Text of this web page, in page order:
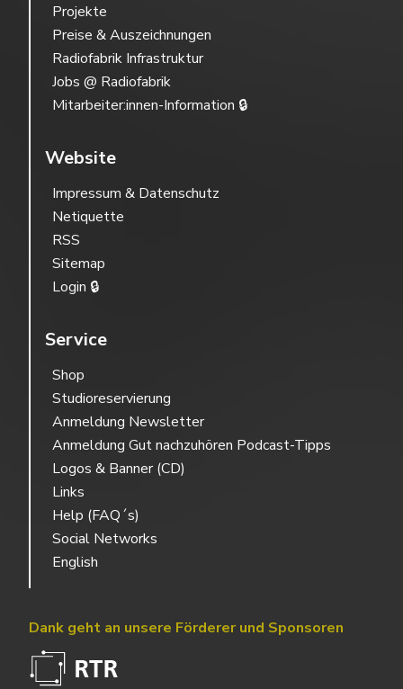
Projekte
Preise & Auszeichnungen
Radiofabrik Infrastruktur
Jobs @ Radiofabrik
Mitarbeiter:innen-Information 🔒
Website
Impressum & Datenschutz
Netiquette
RSS
Sitemap
Login 🔒
Service
Shop
Studioreservierung
Anmeldung Newsletter
Anmeldung Gut nachzuhören Podcast-Tipps
Logos & Banner (CD)
Links
Help (FAQ´s)
Social Networks
English
Dank geht an unsere Förderer und Sponsoren